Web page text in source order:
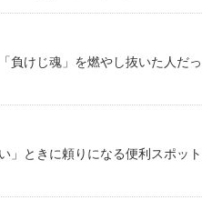
負けじ魂」を燃やし抜いた人だっ
」ときに頼りになる便利スポット